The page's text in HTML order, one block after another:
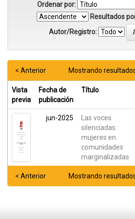
Ordenar por:
Resultados
Autor/Registro:
Mostrando
< Anterior
Vista
previa
Fecha de
publicación
Título
jun-2025
Las voces
silenciadas:
mujeres en
comunidades
marginalizadas
Mostrando
< Anterior